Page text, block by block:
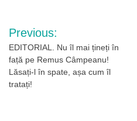
Navigare
în
articole
Previous:
EDITORIAL. Nu îl mai țineți în
față pe Remus Câmpeanu!
Lăsați-l în spate, așa cum îl
tratați!